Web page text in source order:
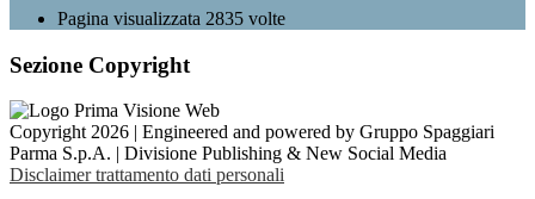
Pagina visualizzata 2835 volte
Sezione Copyright
Copyright 2026 | Engineered and powered by Gruppo Spaggiari
Parma S.p.A. | Divisione Publishing & New Social Media
Disclaimer trattamento dati personali